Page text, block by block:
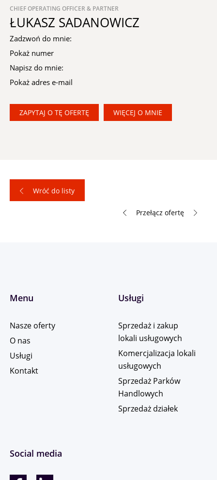
CHIEF OPERATING OFFICER & PARTNER
ŁUKASZ SADANOWICZ
Zadzwoń do mnie:
Pokaż numer
Napisz do mnie:
Pokaż adres e-mail
ZAPYTAJ O TĘ OFERTĘ WIĘCEJ O MNIE
Wróć do listy
Przełącz ofertę
Menu
Nasze oferty
O nas
Usługi
Kontakt
Usługi
Sprzedaż i zakup
lokali usługowych
Komercjalizacja lokali
usługowych
Sprzedaż Parków
Handlowych
Sprzedaż działek
Social media